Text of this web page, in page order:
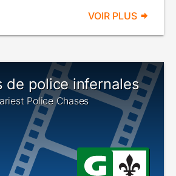
VOIR PLUS
de police infernales
Police Chases